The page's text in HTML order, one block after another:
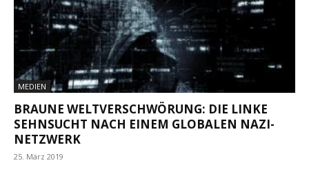
MEDIEN
BRAUNE WELTVERSCHWÖRUNG: DIE LINKE
SEHNSUCHT NACH EINEM GLOBALEN NAZI-
NETZWERK
25. März 2019